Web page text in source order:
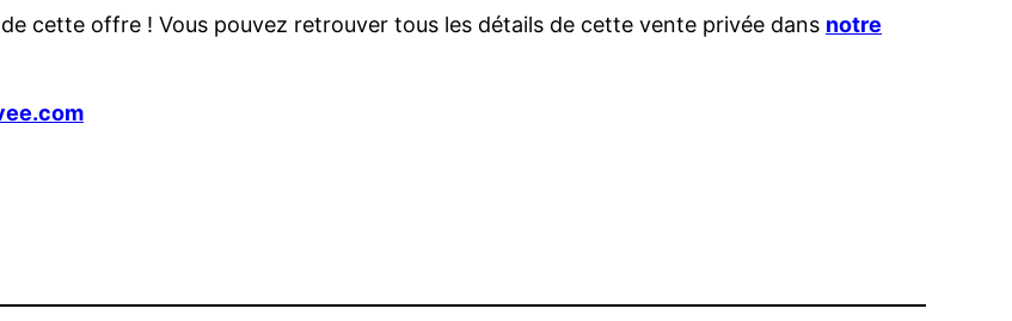
cette offre ! Vous pouvez retrouver tous les détails de cette vente privée dans notre